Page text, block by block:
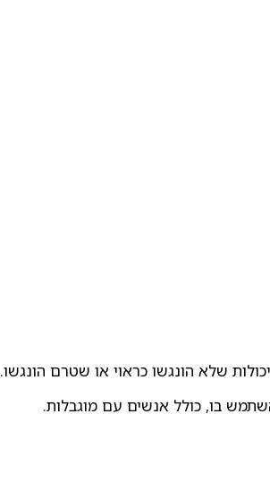
שלא הונגשו כראוי או שטרם הונגשו.
בו, כולל אנשים עם מוגבלות.